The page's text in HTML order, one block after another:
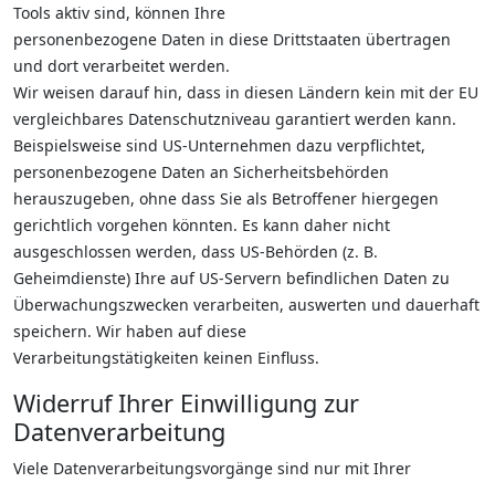
Tools aktiv sind, können Ihre
personenbezogene Daten in diese Drittstaaten übertragen
und dort verarbeitet werden.
Wir weisen darauf hin, dass in diesen Ländern kein mit der EU
vergleichbares Datenschutzniveau garantiert werden kann.
Beispielsweise sind US-Unternehmen dazu verpflichtet,
personenbezogene Daten an Sicherheitsbehörden
herauszugeben, ohne dass Sie als Betroffener hiergegen
gerichtlich vorgehen könnten. Es kann daher nicht
ausgeschlossen werden, dass US-Behörden (z. B.
Geheimdienste) Ihre auf US-Servern befindlichen Daten zu
Überwachungszwecken verarbeiten, auswerten und dauerhaft
speichern. Wir haben auf diese
Verarbeitungstätigkeiten keinen Einfluss.
Widerruf Ihrer Einwilligung zur
Datenverarbeitung
Viele Datenverarbeitungsvorgänge sind nur mit Ihrer